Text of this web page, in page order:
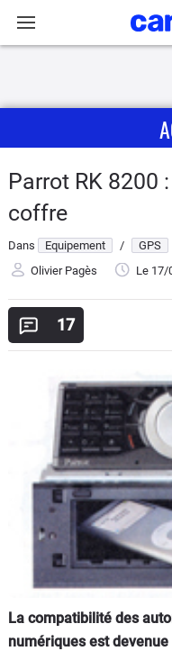
Actu
Essais
Guide
Electriques
Utilitaires
Flottes
Services
Forum
Moto
Marques
Parrot RK 8200
coffre
Dans Equipement /
GPS
Olivier Pagès
Le 17/
17
La compatibilité des
numériques est